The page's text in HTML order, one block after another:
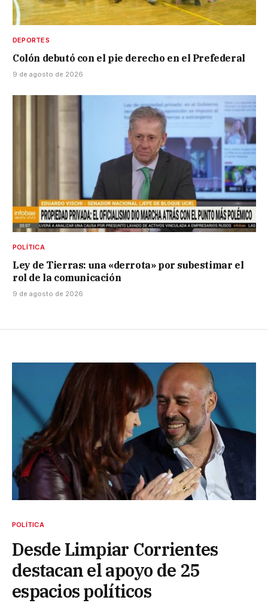
DEPORTES
Colón debutó con el pie derecho en el Prefederal
9 de agosto de 2026
POLÍTICA
Ley de Tierras: una «derrota» por subestimar el
rol de la comunicación
9 de agosto de 2026
POLÍTICA
Desde Limpiar Corrientes
destacan el apoyo de 25
espacios políticos